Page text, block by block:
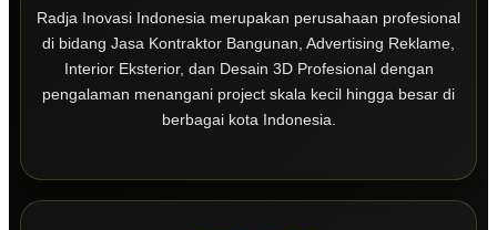
Radja Inovasi Indonesia merupakan perusahaan profesional
di bidang Jasa Kontraktor Bangunan, Advertising Reklame,
Interior Eksterior, dan Desain 3D Profesional dengan
pengalaman menangani project skala kecil hingga besar di
berbagai kota Indonesia.